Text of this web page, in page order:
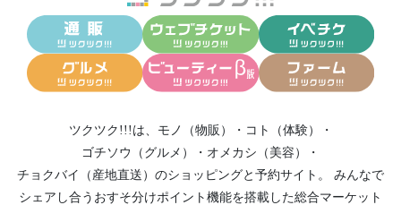
ツクツク!!!は、 モノ（物販） ・ コト（体験）
・
ゴチソウ（グルメ）
・ オメカシ（美容）
・
チョクバイ（産地直送） のショッピングと予約サイト。
みんなで
シェアし合う おすそ分けポイント機能を搭載した総合マーケット